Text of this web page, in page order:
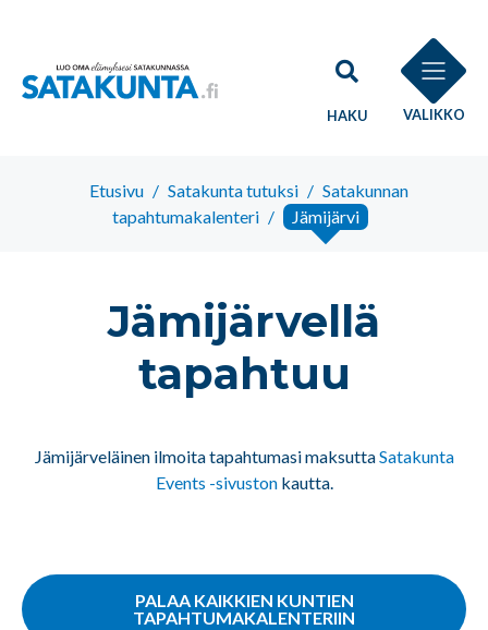
HAKU VALIKKO
Etusivu / Satakunta tutuksi / Satakunnan
tapahtumakalenteri / Jämijärvi
Jämijärvellä
tapahtuu
Jämijärveläinen ilmoita tapahtumasi maksuttaSatakunta
Events -sivustonkautta.
PALAA KAIKKIEN KUNTIEN
TAPAHTUMAKALENTERIIN